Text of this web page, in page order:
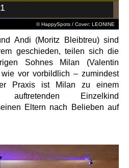
© HappySpots / Cover: LEONINE
Andi (Moritz Bleibtreu) sind
geschieden, teilen sich die
Sohnes Milan (Valentin
vor vorbildlich – zumindest
Praxis ist Milan zu einem
Einzelkind
Eltern nach Belieben auf